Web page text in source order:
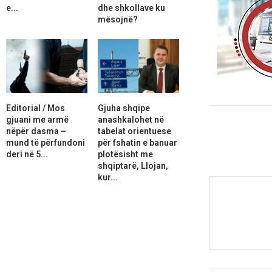
e...
dhe shkollave ku
mësojnë?
Editorial / Mos
gjuani me armë
nëpër dasma –
mund të përfundoni
deri në 5...
Gjuha shqipe
anashkalohet në
tabelat orientuese
për fshatin e banuar
plotësisht me
shqiptarë, Llojan,
kur...